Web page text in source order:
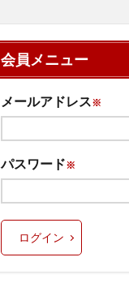
会員メニュー
メールアドレス※
パスワード※
ログイン